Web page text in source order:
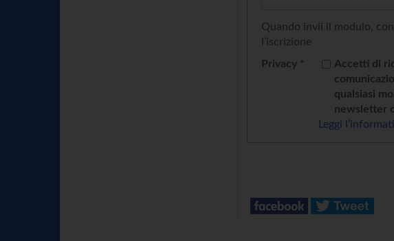
Quando invii il modulo,
l’iscrizione
Privacy *
Accetti di
qualsiasi
newsletter
Leggi